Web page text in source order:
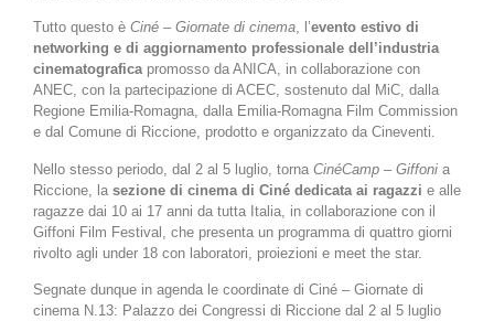
Tutto questo è Ciné – Giornate di cinema, l’evento estivo di
networking e di aggiornamento professionale dell’industria
cinematograficapromosso da ANICA, in collaborazione con
ANEC, con la partecipazione di ACEC, sostenuto dal MiC, dalla
Regione Emilia-Romagna, dalla Emilia-Romagna Film Commission
e dal Comune di Riccione, prodotto e organizzato da Cineventi.
Nello stesso periodo, dal 2 al 5 luglio, torna CinéCamp – Giffoni a
Riccione, la sezione di cinema di Ciné dedicata ai ragazzi e alle
ragazze dai 10 ai 17 anni da tutta Italia, in collaborazione con il
Giffoni Film Festival, che presenta un programma di quattro giorni
rivolto agli under 18 con laboratori, proiezioni e meet the star.
Segnate dunque in agenda le coordinate di Ciné – Giornate di
cinema N.13: Palazzo dei Congressi di Riccione dal 2 al 5 luglio